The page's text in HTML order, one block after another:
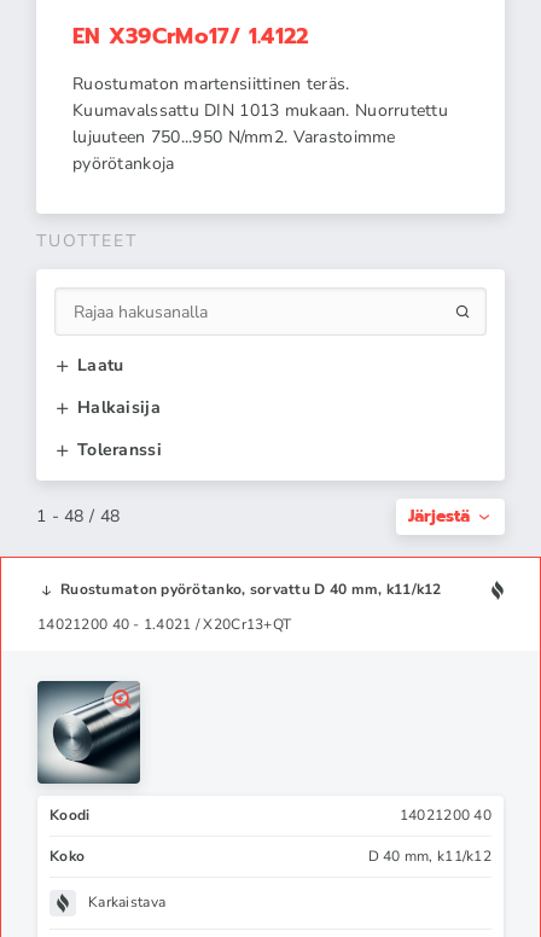
EN X39CrMo17/ 1.4122
Ruostumaton martensiittinen teräs.
Kuumavalssattu DIN 1013 mukaan. Nuorrutettu
lujuuteen 750...950 N/mm2. Varastoimme
pyörötankoja
TUOTTEET
Laatu
Halkaisija
Toleranssi
1 - 48 / 48 Järjestä
Ruostumaton pyörötanko, sorvattu D 40 mm, k11/k12
14021200 40 - 1.4021 / X20Cr13+QT
Koodi 14021200 40
Koko D 40 mm, k11/k12
Karkaistava